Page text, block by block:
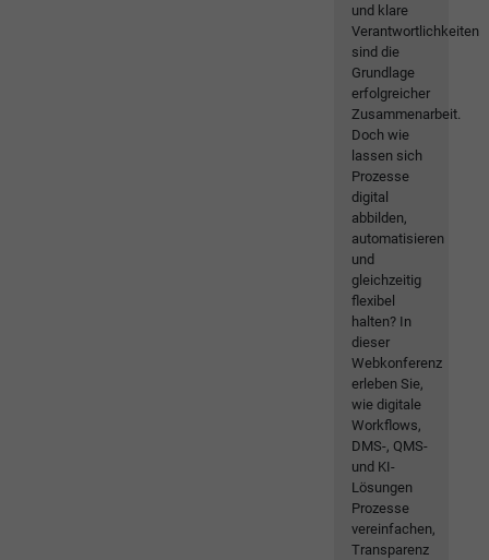
und klare
Verantwortlichkeiten
sind die
Grundlage
erfolgreicher
Zusammenarbeit.
Doch wie
lassen sich
Prozesse
digital
abbilden,
automatisieren
und
gleichzeitig
flexibel
halten? In
dieser
Webkonferenz
erleben Sie,
wie digitale
Workflows,
DMS-, QMS-
und KI-
Lösungen
Prozesse
vereinfachen,
Transparenz